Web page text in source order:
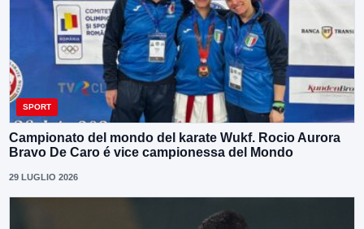
SPORT
Campionato del mondo del karate Wukf. Rocio Aurora
Bravo De Caro é vice campionessa del Mondo
29 LUGLIO 2026